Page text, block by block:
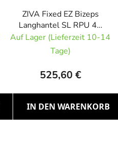
ZIVA Fixed EZ Bizeps
Langhantel SL RPU 40
kg
Auf Lager (Lieferzeit 10-14
Tage)
525,60 €
IN DEN WARENKORB